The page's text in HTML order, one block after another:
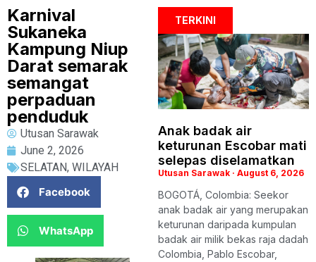
Karnival
Sukaneka
Kampung Niup
Darat semarak
semangat
perpaduan
penduduk
Utusan Sarawak
June 2, 2026
SELATAN, WILAYAH
Facebook
WhatsApp
TERKINI
Anak badak air
keturunan Escobar mati
selepas diselamatkan
Utusan Sarawak August 6, 2026
BOGOTÁ, Colombia: Seekor
anak badak air yang merupakan
keturunan daripada kumpulan
badak air milik bekas raja dadah
Colombia, Pablo Escobar,